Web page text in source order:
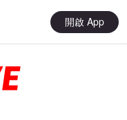
開啟 App